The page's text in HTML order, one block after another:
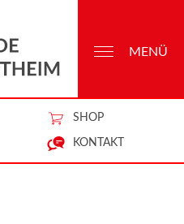
SHOP
KONTAKT
MENÜ